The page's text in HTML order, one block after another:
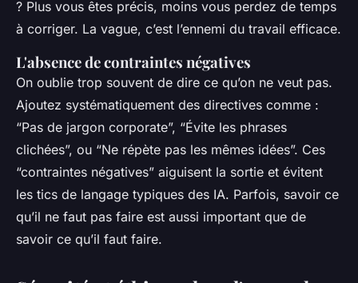
? Plus vous êtes précis, moins vous perdez de temps
à corriger. La vague, c’est l’ennemi du travail efficace.
L'absence de contraintes négatives
On oublie trop souvent de dire ce qu’on ne veut pas.
Ajoutez systématiquement des directives comme :
“Pas de jargon corporate”, “Évite les phrases
clichées”, ou “Ne répète pas les mêmes idées”. Ces
“contraintes négatives” aiguisent la sortie et évitent
les tics de langage typiques des IA. Parfois, savoir ce
qu’il ne faut pas faire est aussi important que de
savoir ce qu’il faut faire.